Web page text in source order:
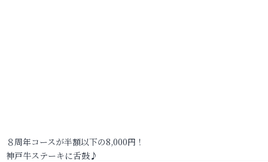
８周年コースが半額以下の8,000円！
神戸牛ステーキに舌鼓♪